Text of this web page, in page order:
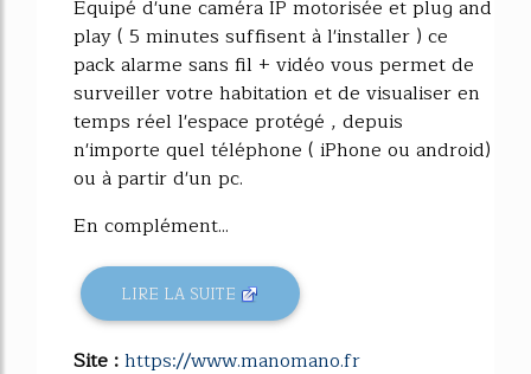
Equipé d'une caméra IP motorisée et plug and
play ( 5 minutes suffisent à l'installer ) ce
pack alarme sans fil + vidéo vous permet de
surveiller votre habitation et de visualiser en
temps réel l'espace protégé , depuis
n'importe quel téléphone ( iPhone ou android)
ou à partir d'un pc.
En complément...
LIRE LA SUITE
Site :https://www.manomano.fr